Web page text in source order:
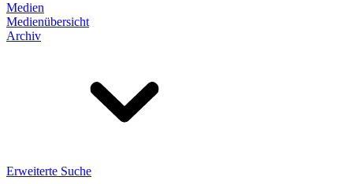
Medien
Medienübersicht
Archiv
Erweiterte Suche